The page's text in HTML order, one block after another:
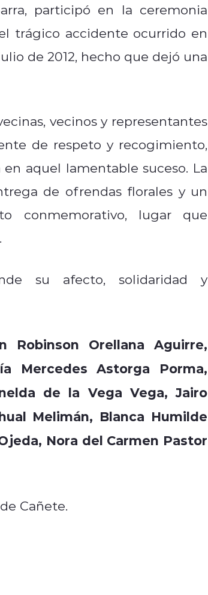
participó en la ceremonia
trágico accidente ocurrido en
de 2012, hecho que dejó una
vecinos y representantes
de respeto y recogimiento,
aquel lamentable suceso. La
de ofrendas florales y un
conmemorativo, lugar que
su afecto, solidaridad y
Robinson Orellana Aguirre,
Mercedes Astorga Porma,
de la Vega Vega, Jairo
Melimán, Blanca Humilde
Nora del Carmen Pastor
Cañete.